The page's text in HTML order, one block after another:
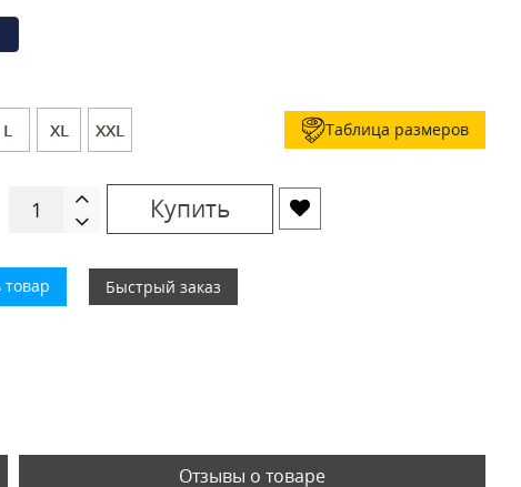
L XL XXL Таблица размеров
Купить
товар Быстрый заказ
Отзывы о товаре